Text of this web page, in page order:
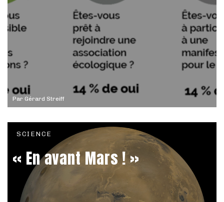
Par Gérard Streiff
SCIENCE
« En avant Mars ! »